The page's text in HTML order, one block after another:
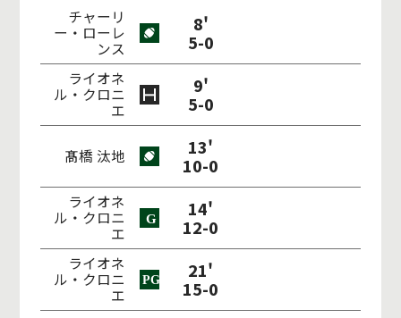
チャーリ
ー・ローレ
ンス
8'
5-0
ライオネ
ル・クロニ
エ
9'
5-0
髙橋 汰地
13'
10-0
ライオネ
ル・クロニ
エ
14'
12-0
ライオネ
ル・クロニ
エ
21'
15-0